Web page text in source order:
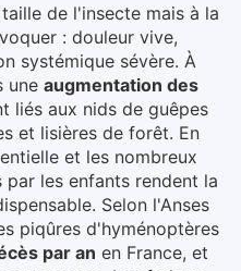
de l'insecte mais à la
: douleur vive,
systémique sévère. À
une augmentation des
liés aux nids de guêpes
et lisières de forêt. En
et les nombreux
les enfants rendent la
Selon l'Anses
piqûres d'hyménoptères
par an en France, et